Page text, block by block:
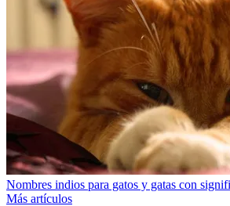
Nombres indios para gatos y gatas con
Más artículos